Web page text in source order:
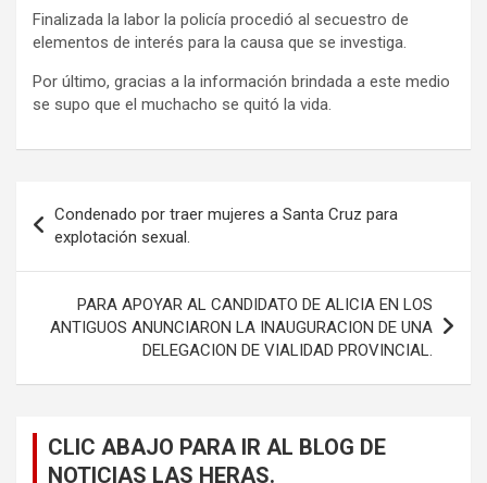
Finalizada la labor la policía procedió al secuestro de
elementos de interés para la causa que se investiga.
Por último, gracias a la información brindada a este medio
se supo que el muchacho se quitó la vida.
de
entradas
Condenado por traer mujeres a Santa Cruz para
explotación sexual.
PARA APOYAR AL CANDIDATO DE ALICIA EN LOS
ANTIGUOS ANUNCIARON LA INAUGURACION DE UNA
DELEGACION DE VIALIDAD PROVINCIAL.
CLIC ABAJO PARA IR AL BLOG DE
NOTICIAS LAS HERAS.